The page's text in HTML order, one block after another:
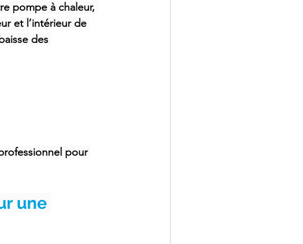
pompe à chaleur,
et l’intérieur de
des
pour
une